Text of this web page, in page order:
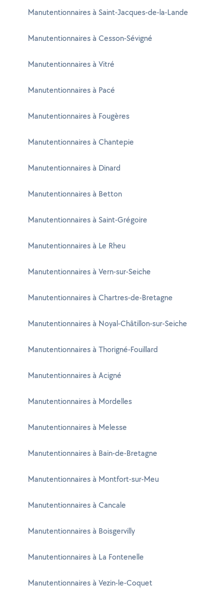
Manutentionnaires à Saint-Jacques-de-la-Lande
Manutentionnaires à Cesson-Sévigné
Manutentionnaires à Vitré
Manutentionnaires à Pacé
Manutentionnaires à Fougères
Manutentionnaires à Chantepie
Manutentionnaires à Dinard
Manutentionnaires à Betton
Manutentionnaires à Saint-Grégoire
Manutentionnaires à Le Rheu
Manutentionnaires à Vern-sur-Seiche
Manutentionnaires à Chartres-de-Bretagne
Manutentionnaires à Noyal-Châtillon-sur-Seiche
Manutentionnaires à Thorigné-Fouillard
Manutentionnaires à Acigné
Manutentionnaires à Mordelles
Manutentionnaires à Melesse
Manutentionnaires à Bain-de-Bretagne
Manutentionnaires à Montfort-sur-Meu
Manutentionnaires à Cancale
Manutentionnaires à Boisgervilly
Manutentionnaires à La Fontenelle
Manutentionnaires à Vezin-le-Coquet